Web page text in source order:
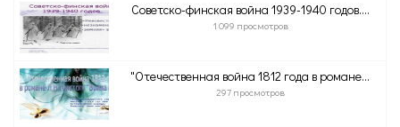
Советско-финская война 1939-1940 годов....
1 099 просмотров
"Отечественная война 1812 года в романе...
297 просмотров